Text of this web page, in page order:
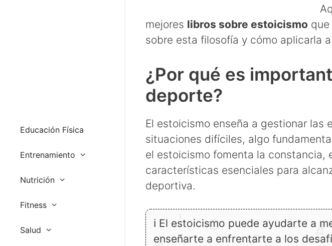
Educación Física
Entrenamiento
Nutrición
Fitness
Salud
mejores libros sobre estoicismo
sobre esta filosofía y cómo aplicarla
¿Por qué es
deporte?
El estoicismo enseña a gestionar las
situaciones difíciles, algo
el estoicismo fomenta la constancia,
características esenciales para
deportiva.
ℹ El estoicismo puede ayudarte a
enseñarte a enfrentarte a los